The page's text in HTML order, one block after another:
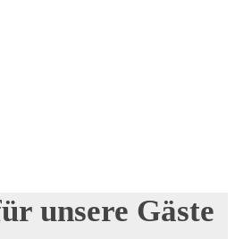
unsere Gäste